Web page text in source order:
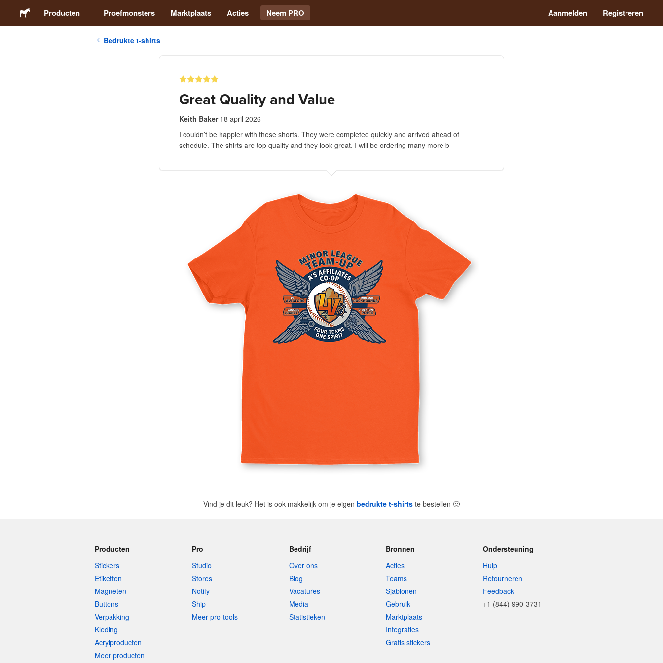
Producten Proefmonsters Marktplaats Acties Neem PRO Aanmelden Registreren
Bedrukte t-shirts
Great Quality and Value
Keith Baker 18 april 2026
I couldn’t be happier with these shorts. They were completed quickly and arrived ahead of
schedule. The shirts are top quality and they look great. I will be ordering many more b
Vind je dit leuk? Het is ook makkelijk om je eigen bedrukte t-shirts te bestellen 🙂
Producten
Stickers
Etiketten
Magneten
Buttons
Verpakking
Kleding
Acrylproducten
Meer producten
Pro
Studio
Stores
Notify
Ship
Meer pro-tools
Bedrijf
Over ons
Blog
Vacatures
Media
Statistieken
Bronnen
Acties
Teams
Sjablonen
Gebruik
Marktplaats
Integraties
Gratis stickers
Ondersteuning
Hulp
Retourneren
Feedback
+1 (844) 990-3731